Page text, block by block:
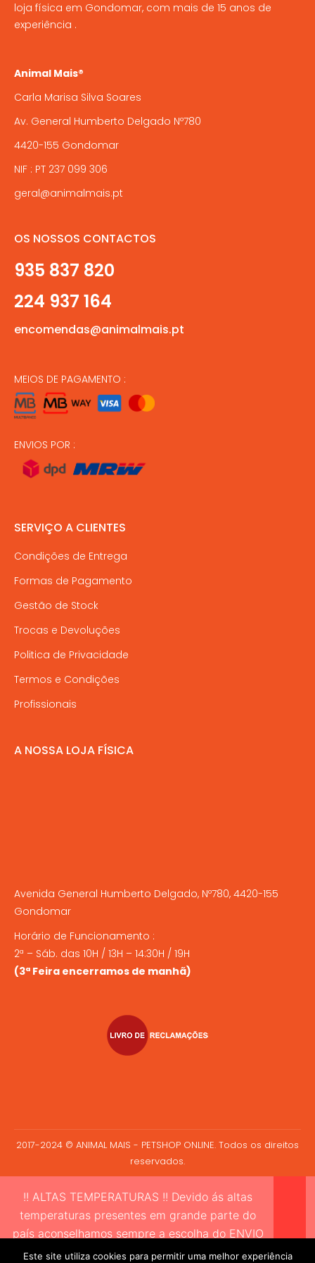
chosen
loja física em Gondomar, com mais de 15 anos de
experiência .
Animal Mais®
Carla Marisa Silva Soares
Av. General Humberto Delgado Nº780
4420-155 Gondomar
NIF : PT 237 099 306
geral@animalmais.pt
OS NOSSOS CONTACTOS
935 837 820
224 937 164
encomendas@animalmais.pt
MEIOS DE PAGAMENTO :
ENVIOS POR :
SERVIÇO A CLIENTES
Condições de Entrega
Formas de Pagamento
Gestão de Stock
Trocas e Devoluções
Politica de Privacidade
Termos e Condições
Profissionais
A NOSSA LOJA FÍSICA
Avenida General Humberto Delgado, Nº780, 4420-155
Gondomar
Horário de Funcionamento :
2ª – Sáb. das 10H / 13H – 14:30H / 19H
(3ª Feira encerramos de manhã)
2017-2024 © ANIMAL MAIS - PETSHOP ONLINE. Todos os direitos
reservados.
!! ALTAS TEMPERATURAS !! Devido ás altas
temperaturas presentes em grande parte do
país aconselhamos sempre a escolha do ENVIO
EXPRESSO sempre que compre alimento vivo a
Este site utiliza cookies para permitir uma melhor experiência